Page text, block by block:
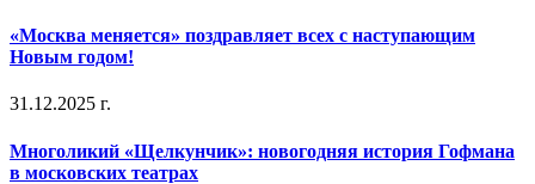
«Москва меняется» поздравляет всех с наступающим
Новым годом!
31.12.2025 г.
Многоликий «Щелкунчик»: новогодняя история Гофмана
в московских театрах